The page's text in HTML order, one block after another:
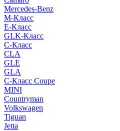
Mercedes-Benz
M-Класс
E-Класс
GLK-Класс
C-Класс
CLA
GLE
GLA
C-Класс Coupe
MINI
Countryman
Volkswagen
Tiguan
Jetta